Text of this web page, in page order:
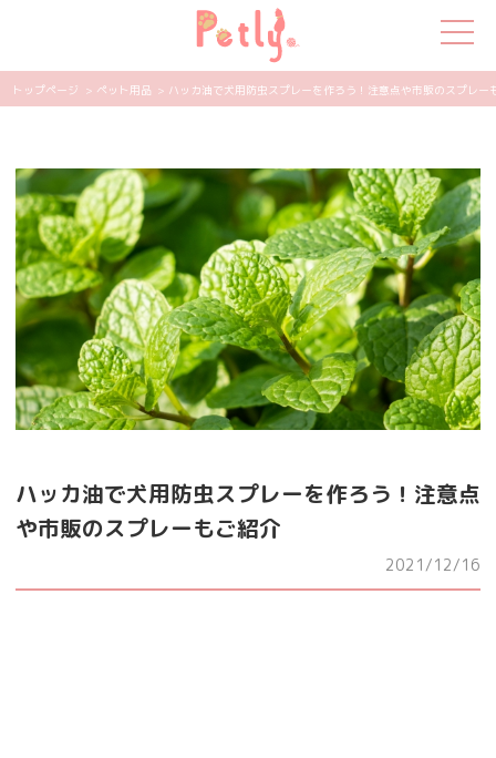
猫の特集
ペット用品
飼い主さんの悩み
ペットの気持ち
知って得する
エンタメ
トップページ > ペット用品 > ハッカ油で犬用防虫スプレーを作ろう！注意点や市販のスプレー
ハッカ油で犬用防虫スプレーを作ろう！注意点
や市販のスプレーもご紹介
2021/12/16